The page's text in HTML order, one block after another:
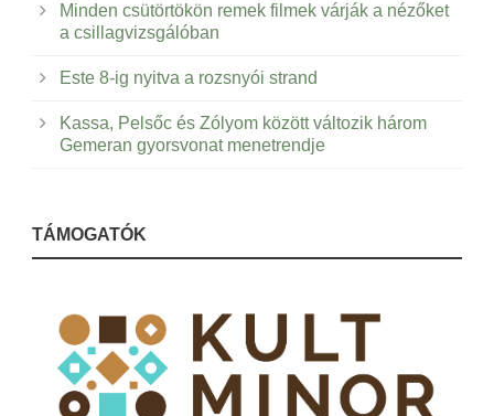
Minden csütörtökön remek filmek várják a nézőket
a csillagvizsgálóban
Este 8-ig nyitva a rozsnyói strand
Kassa, Pelsőc és Zólyom között változik három
Gemeran gyorsvonat menetrendje
TÁMOGATÓK